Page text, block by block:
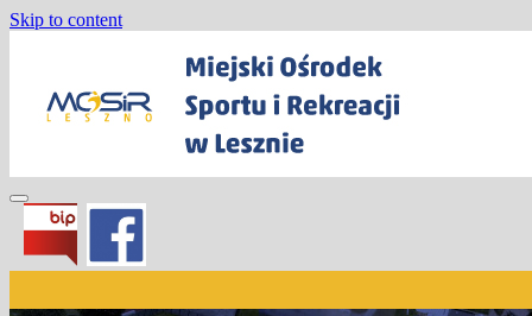
Skip to content
Miejski Ośrodek Sportu i Rekreacji w
Lesznie